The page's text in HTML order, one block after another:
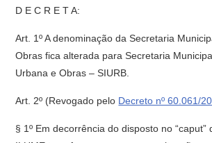
D E C R E T A:
Art. 1º A denominação da Secretaria
Obras fica alterada para Secretaria
Urbana e Obras – SIURB.
Art. 2º (Revogado pelo Decreto nº 60.061/
§ 1º Em decorrência do disposto no “caput”